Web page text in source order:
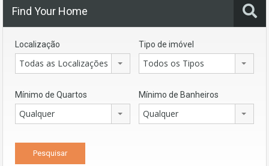
Find Your Home
Localização
Todas as Localizações
Tipo de imóvel
Todos os Tipos
Mínimo de Quartos
Qualquer
Mínimo de Banheiros
Qualquer